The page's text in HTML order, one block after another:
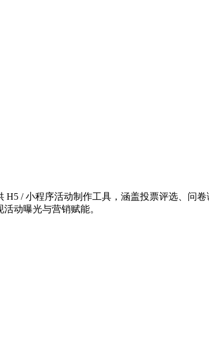
/ 小程序活动制作工具，涵盖投票评选、问
动曝光与营销赋能。